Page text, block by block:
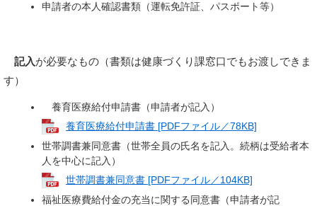
申請者の本人確認書類（運転免許証、パスポート等）
記入が必要なもの（書類は健康づくり課窓口でもお渡しできま
す）
養育医療給付申請書（申請者が記入）
養育医療給付申請書 [PDFファイル／78KB]
世帯調書兼同意書（世帯全員の氏名を記入。続柄は受給者本
人を中心に記入）
世帯調書兼同意書 [PDFファイル／104KB]
福祉医療費給付金の充当に関する同意書（申請者が記